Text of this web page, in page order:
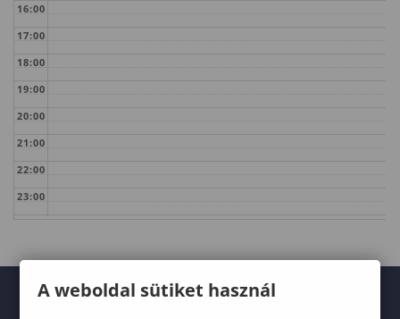
16:00
17:00
18:00
19:00
20:00
21:00
22:00
23:00
A weboldal sütiket használ